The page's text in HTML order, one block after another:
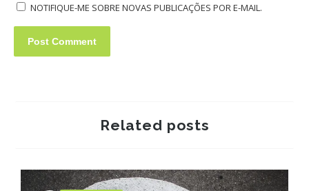
NOTIFIQUE-ME SOBRE NOVAS PUBLICAÇÕES POR E-MAIL.
Related posts